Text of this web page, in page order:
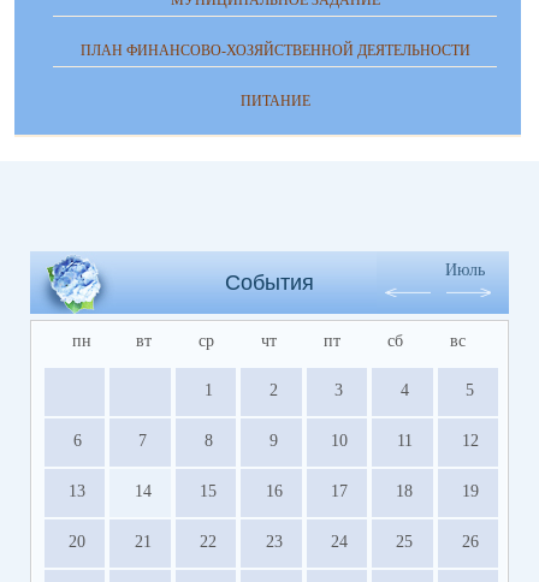
ПЛАН ФИНАНСОВО-ХОЗЯЙСТВЕННОЙ ДЕЯТЕЛЬНОСТИ
ПИТАНИЕ
События
Июль
пн вт ср чт пт сб вс
1 2 3 4 5
6 7 8 9 10 11 12
13 14 15 16 17 18 19
20 21 22 23 24 25 26